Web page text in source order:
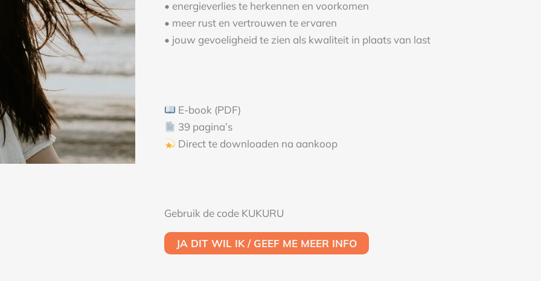
• energieverlies te herkennen en voorkomen
• meer rust en vertrouwen te ervaren
• jouw gevoeligheid te zien als kwaliteit in plaats van last
E-book (PDF)
39 pagina’s
Direct te downloaden na aankoop
Gebruik de code KUKURU
JA DIT WIL IK / GEEF ME MEER INFO